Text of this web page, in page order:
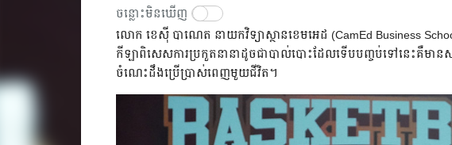
ចន្លោះមិនឃើញ
លោក​ ខេស៊ី បាណេត​ នាយកវិទ្យាស្ថានខេមអេដ (CamEd Business
កីឡា​ពិសេស​ការ​ប្រកួត​នានា​ដូច​ជា​បាល់បោះ​ដែល​ទើប​បញ្ចប់​ទៅ​នេះ​គឺ​ម
ចំណេះដឹង​ប្រើប្រាស់​ពេញ​មួយ​ជីវិត។​